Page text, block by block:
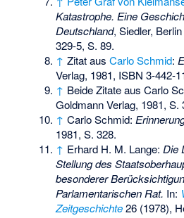
Katastrophe. Eine
Deutschland, Siedler,
329-5, S. 89.
↑ Zitat ausCarlo Schmid:
Verlag, 1981, ISBN 3-442-
↑ Beide Zitate aus Carlo
Goldmann Verlag, 1981, S.
↑ Carlo Schmid:
1981, S. 328.
↑ Erhard H. M. Lange:Die
Stellung des
besonderer
Parlamentarischen Rat. In:
Zeitgeschichte26 (1978),